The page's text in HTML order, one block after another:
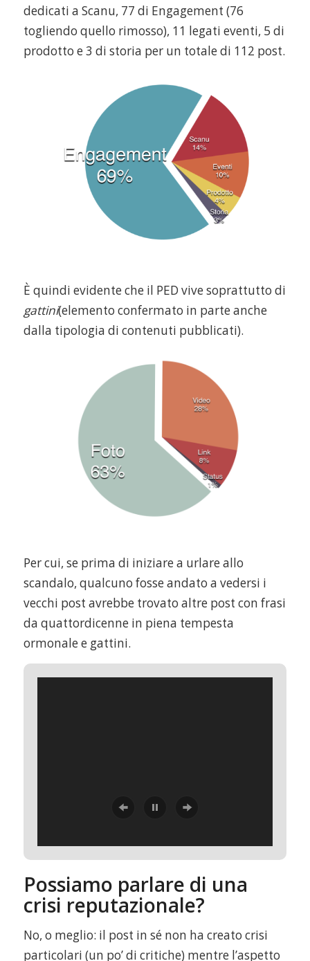
dedicati a Scanu, 77 di Engagement (76
togliendo quello rimosso), 11 legati eventi, 5 di
prodotto e 3 di storia per un totale di 112 post.
È quindi evidente che il PED vive soprattutto di
gattini(elemento confermato in parte anche
dalla tipologia di contenuti pubblicati).
Per cui, se prima di iniziare a urlare allo
scandalo, qualcuno fosse andato a vedersi i
vecchi post avrebbe trovato altre post con frasi
da quattordicenne in piena tempesta
ormonale e gattini.
Possiamo parlare di una
crisi reputazionale?
No, o meglio: il post in sé non ha creato crisi
particolari (un po’ di critiche) mentre l’aspetto